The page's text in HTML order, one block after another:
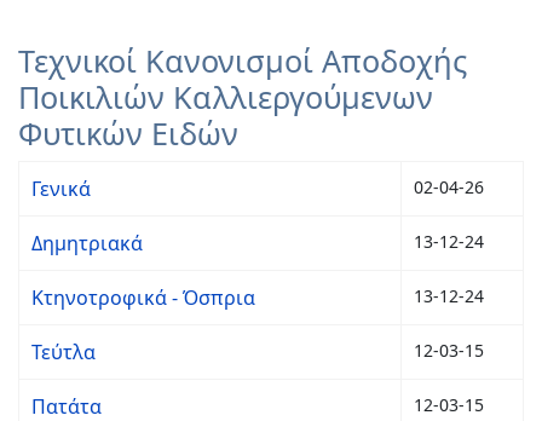
Τεχνικοί Κανονισμοί Αποδοχής
Ποικιλιών Καλλιεργούμενων
Φυτικών Ειδών
Γενικά 02-04-26
Δημητριακά 13-12-24
Κτηνοτροφικά - Όσπρια 13-12-24
Τεύτλα 12-03-15
Πατάτα 12-03-15